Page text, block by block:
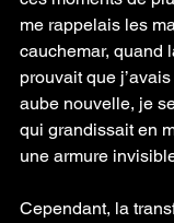
me rappelais les
cauchemar, quand
prouvait que
aube nouvelle, je
qui grandissait en
une armure
Cependant, la